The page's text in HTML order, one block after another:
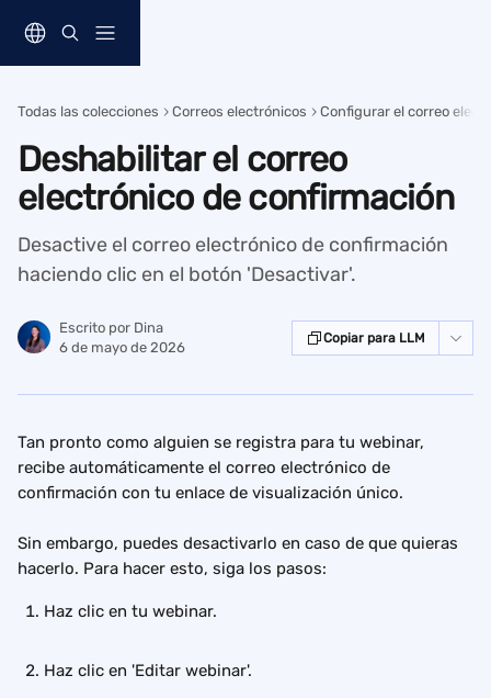
Todas las colecciones Correos electrónicos Configurar el correo
Deshabilitar el correo
electrónico de confirmación
Desactive el correo electrónico de confirmación
haciendo clic en el botón 'Desactivar'.
Escrito por Dina
6 de mayo de 2026
Copiar para LLM
Tan pronto como alguien se registra para tu webinar,
recibe automáticamente el correo electrónico de
confirmación con tu enlace de visualización único.
Sin embargo, puedes desactivarlo en caso de que quieras
hacerlo. Para hacer esto, siga los pasos:
Haz clic en tu webinar.
Haz clic en 'Editar webinar'.